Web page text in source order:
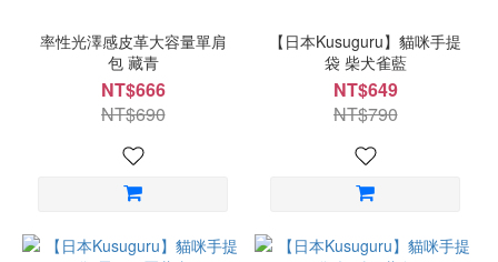
率性光澤感皮革大容量單肩
包 藏青
NT$666
NT$690
【日本Kusuguru】貓咪手提
袋 柴犬雀藍
NT$649
NT$790